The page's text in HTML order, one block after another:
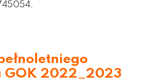
GOK 2022_2023